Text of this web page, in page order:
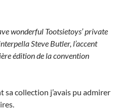
wonderful Tootsietoys’ private
Steve Butler, l’accent
édition de la convention
collection j’avais pu admirer